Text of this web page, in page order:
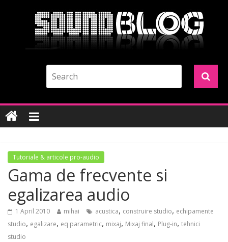
Tutoriale & articole pro-audio
Gama de frecvente si
egalizarea audio
1 April 2010 mihai acustica, construire studio, echipamente
studio, egalizare, eq parametric, mixaj, Mixaj final, Plug-in, tehnici
studio